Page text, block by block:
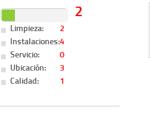
2
Limpieza:
2
Instalaciones:4
Servicio:
0
Ubicación:
3
Calidad:
1